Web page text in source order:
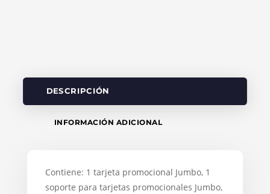
DESCRIPCIÓN
INFORMACIÓN ADICIONAL
Contiene: 1 tarjeta promocional Jumbo, 1
soporte para tarjetas promocionales Jumbo,